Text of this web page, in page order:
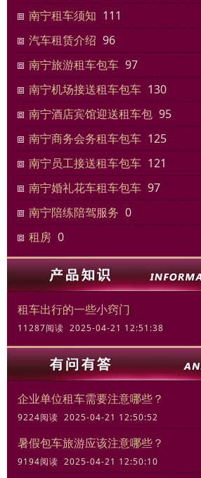
南宁租车须知 111
汽车租赁介绍 96
南宁旅游租车包车 97
南宁机场接送租车包车 130
南宁酒店宾馆迎送租车包 95
南宁商务会务租车包车 125
南宁员工接送租车包车 121
南宁婚礼花车租车包车 97
南宁陪练陪驾服务 0
租房 0
租车出行的一些小窍门
11287阅读 2025-04-21 12:51:38
企业单位租车需要注意哪些？
9224阅读 2025-04-21 12:50:52
暑假包车旅游应该注意哪些？
9194阅读 2025-04-21 12:50:10